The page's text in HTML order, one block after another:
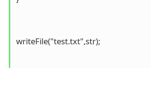
writeFile("test.txt",str);